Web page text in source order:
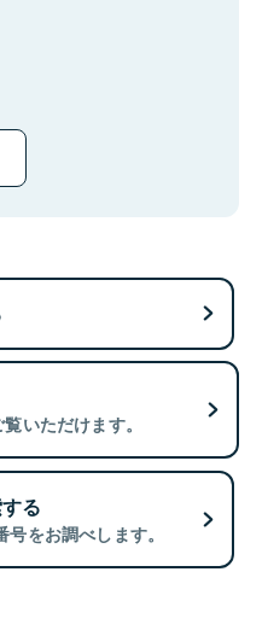
いただけます。
る
をお調べします。